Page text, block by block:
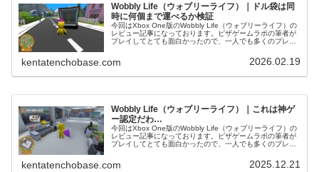
Wobbly Life（ウォブリーライフ）｜ドル袋は同
時に何個まで運べるか検証
今回はXbox One版のWobbly Life（ウォブリーライフ）の
レビュー記事になっております。ピザゲームラボの筆者が
プレイしてとても面白かったので、一人でも多くのプレイ
kentatenchobase.com 2026.02.19
Wobbly Life（ウォブリーライフ）｜これは神ゲ
ー認定だわ…
今回はXbox One版のWobbly Life（ウォブリーライフ）の
レビュー記事になっております。ピザゲームラボの筆者が
プレイしてとても面白かったので、一人でも多くのプレイ
kentatenchobase.com 2025.12.21